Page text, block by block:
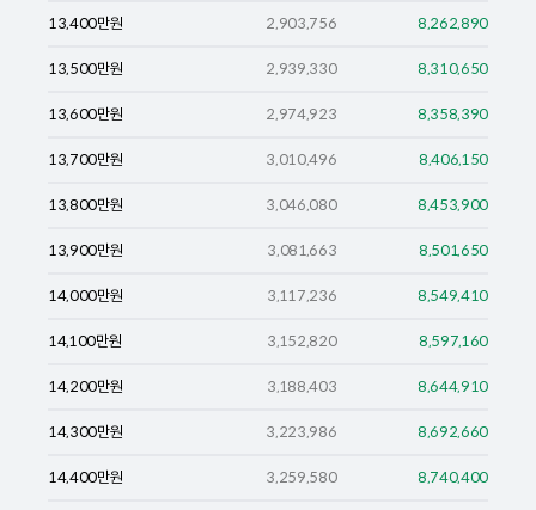
13,400만원 2,903,756 8,262,890
13,500만원 2,939,330 8,310,650
13,600만원 2,974,923 8,358,390
13,700만원 3,010,496 8,406,150
13,800만원 3,046,080 8,453,900
13,900만원 3,081,663 8,501,650
14,000만원 3,117,236 8,549,410
14,100만원 3,152,820 8,597,160
14,200만원 3,188,403 8,644,910
14,300만원 3,223,986 8,692,660
14,400만원 3,259,580 8,740,400